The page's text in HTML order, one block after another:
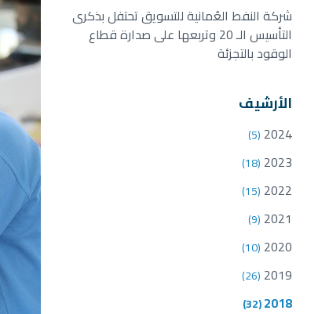
شركة النفط العُمانية للتسويق تحتفل بذكرى
التأسيس الـ 20 وتربعها على صدارة قطاع
الوقود بالتجزئة
الأرشيف
2024
(5)
2023
(18)
2022
(15)
2021
(9)
2020
(10)
2019
(26)
2018
(32)